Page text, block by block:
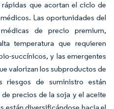
que acortan el ciclo de
Las oportunidades del
de precio premium,
temperatura que requieren
succínicos, y las emergentes
valorizan los subproductos de
riesgos de suministro están
precios de la soja y el aceite